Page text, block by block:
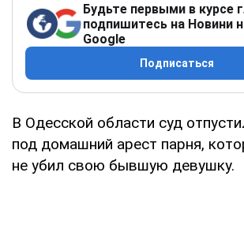
Будьте первыми в курсе
подпишитесь на Новини
Google
Подписаться
В Одесской области суд
под домашний арест парня,
не убил свою бывшую девушку.